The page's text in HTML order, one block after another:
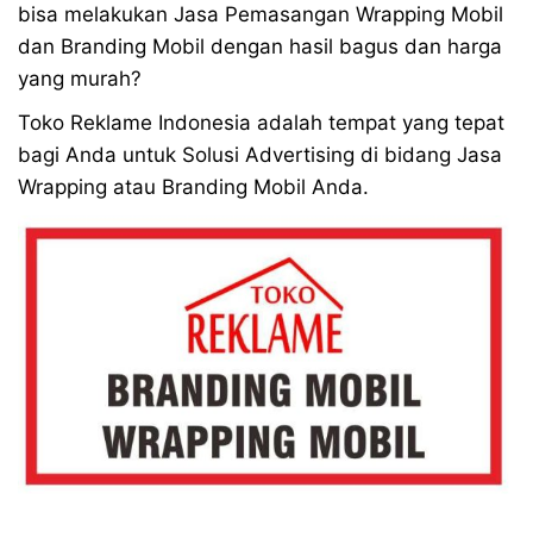
bisa melakukan Jasa Pemasangan Wrapping Mobil
dan Branding Mobil dengan hasil bagus dan harga
yang murah?
Toko Reklame Indonesia adalah tempat yang tepat
bagi Anda untuk Solusi Advertising di bidang Jasa
Wrapping atau Branding Mobil Anda.